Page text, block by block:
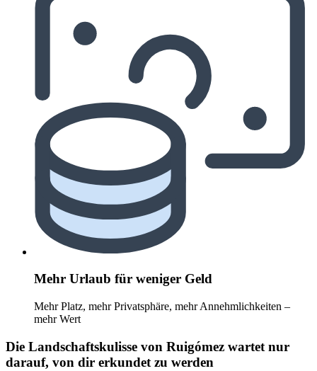
Mehr Urlaub für weniger Geld
Mehr Platz, mehr Privatsphäre, mehr Annehmlichkeiten –
mehr Wert
Die Landschaftskulisse von Ruigómez wartet nur
darauf, von dir erkundet zu werden